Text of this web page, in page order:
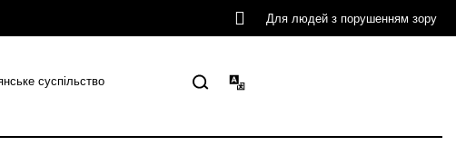
Для людей з порушенням зору
суспільство